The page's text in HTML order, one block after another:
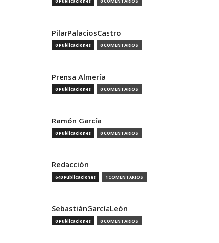
PilarPalaciosCastro
0 Publicaciones 0 COMENTARIOS
Prensa Almería
0 Publicaciones 0 COMENTARIOS
Ramón García
0 Publicaciones 0 COMENTARIOS
Redacción
640 Publicaciones 1 COMENTARIOS
SebastiánGarcíaLeón
0 Publicaciones 0 COMENTARIOS